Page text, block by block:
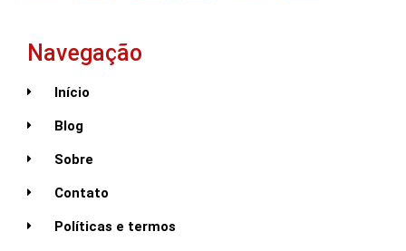
Navegação
Início
Blog
Sobre
Contato
Políticas e termos